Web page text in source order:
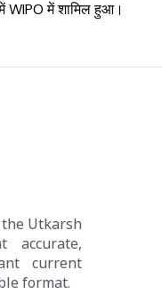
WIPO में शामिल हुआ।
Utkarsh
accurate,
current
format.